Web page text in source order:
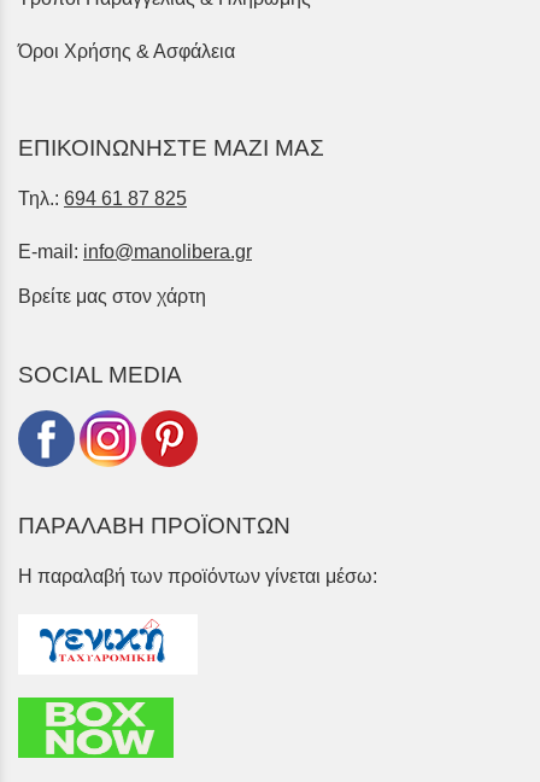
Όροι Χρήσης & Ασφάλεια
ΕΠΙΚΟΙΝΩΝΗΣΤΕ ΜΑΖΙ ΜΑΣ
Τηλ.: 694 61 87 825
E-mail: info@manolibera.gr
Βρείτε μας στον χάρτη
SOCIAL MEDIA
ΠΑΡΑΛΑΒΗ ΠΡΟΪΟΝΤΩΝ
Η παραλαβή των προϊόντων γίνεται μέσω: